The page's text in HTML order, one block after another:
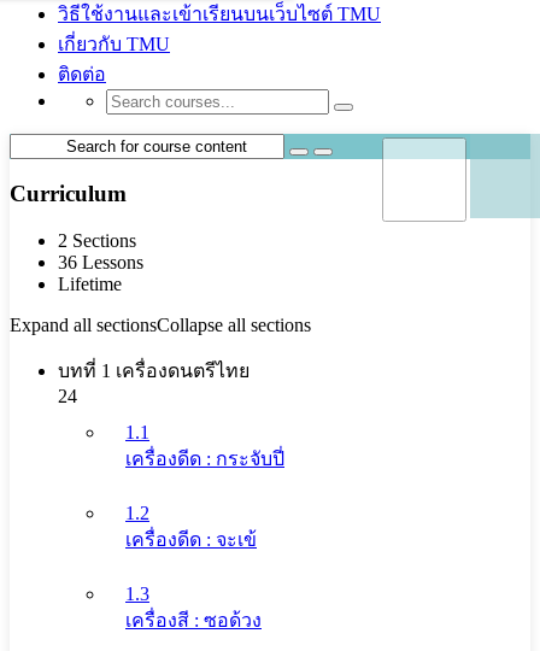
วิธีใช้งานและเข้าเรียนบนเว็บไซต์ TMU
เกี่ยวกับ TMU
ติดต่อ
Curriculum
2 Sections
36 Lessons
Lifetime
Expand all sectionsCollapse all sections
บทที่ 1 เครื่องดนตรีไทย
24
1.1
เครื่องดีด : กระจับปี่
1.2
เครื่องดีด : จะเข้
1.3
เครื่องสี : ซอด้วง